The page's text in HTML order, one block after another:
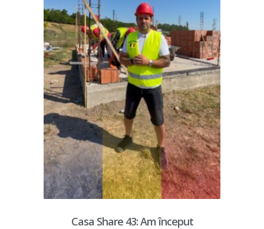
Casa Share 43: Am început